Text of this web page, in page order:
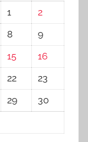
1
2
8
9
15
16
22
23
29
30